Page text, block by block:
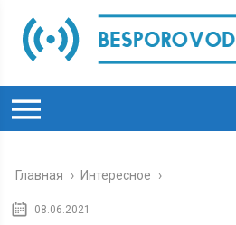
Главная › Интересное ›
08.06.2021